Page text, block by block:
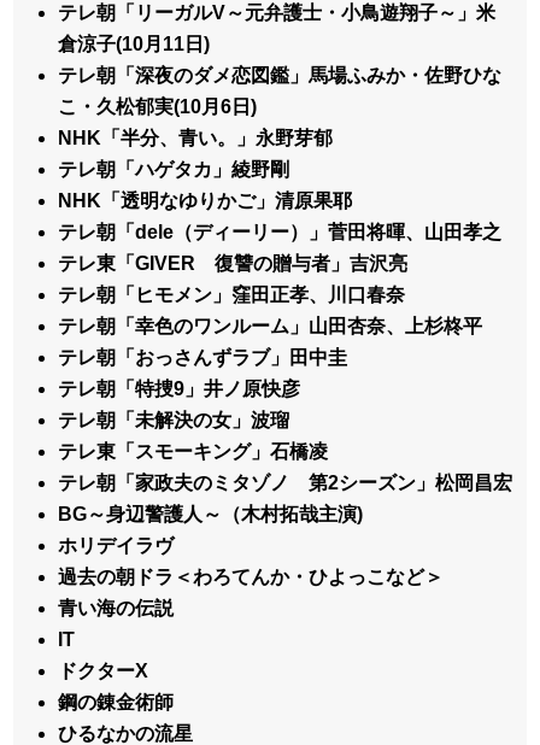
テレ朝「リーガルV～元弁護士・小鳥遊翔子～」米
倉涼子(10月11日)
テレ朝「深夜のダメ恋図鑑」馬場ふみか・佐野ひな
こ・久松郁実(10月6日)
NHK「半分、青い。」永野芽郁
テレ朝「ハゲタカ」綾野剛
NHK「透明なゆりかご」清原果耶
テレ朝「dele（ディーリー）」菅田将暉、山田孝之
テレ東「GIVER 復讐の贈与者」吉沢亮
テレ朝「ヒモメン」窪田正孝、川口春奈
テレ朝「幸色のワンルーム」山田杏奈、上杉柊平
テレ朝「おっさんずラブ」田中圭
テレ朝「特捜9」井ノ原快彦
テレ朝「未解決の女」波瑠
テレ東「スモーキング」石橋凌
テレ朝「家政夫のミタゾノ 第2シーズン」松岡昌宏
BG～身辺警護人～（木村拓哉主演)
ホリデイラヴ
過去の朝ドラ＜わろてんか・ひよっこなど＞
青い海の伝説
IT
ドクターX
鋼の錬金術師
ひるなかの流星